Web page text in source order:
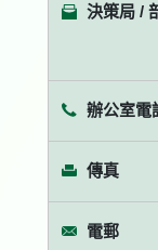
決策局 /
辦公室電
傳真
電郵